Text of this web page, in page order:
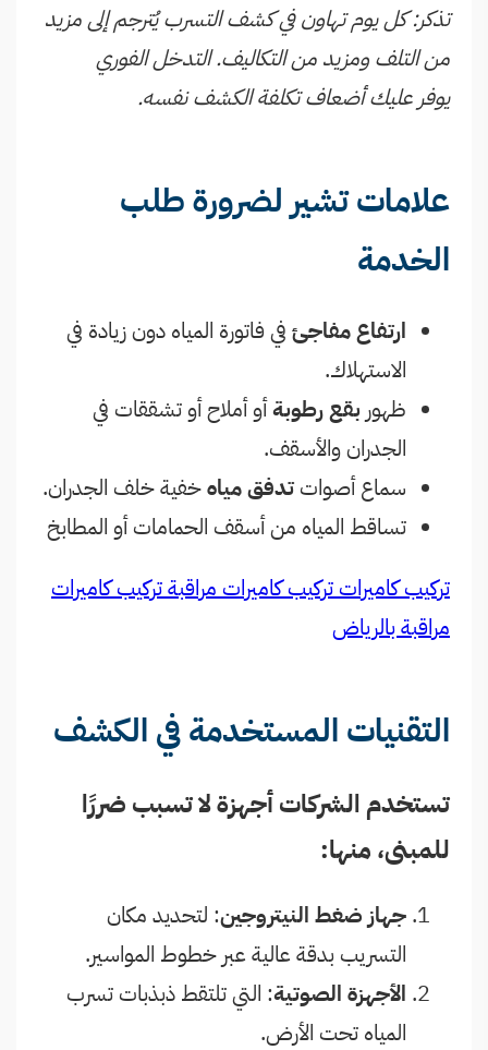
تذكر: كل يوم تهاون في كشف التسرب يُترجم إلى مزيد
من التلف ومزيد من التكاليف. التدخل الفوري
يوفر عليك أضعاف تكلفة الكشف نفسه.
علامات تشير لضرورة طلب
الخدمة
ارتفاع مفاجئ في فاتورة المياه دون زيادة في
الاستهلاك.
ظهور بقع رطوبةأو أملاح أو تشققات في
الجدران والأسقف.
سماع أصوات تدفق مياهخفية خلف الجدران.
تساقط المياه من أسقف الحمامات أو المطابخ
تركيب كاميراتتركيب كاميرات مراقبةتركيب كاميرات
مراقبة بالرياض
التقنيات المستخدمة في الكشف
تستخدم الشركات أجهزة لا تسبب ضررًا
للمبنى، منها:
جهاز ضغط النيتروجين: لتحديد مكان
التسريب بدقة عالية عبر خطوط المواسير.
الأجهزة الصوتية: التي تلتقط ذبذبات تسرب
المياه تحت الأرض.